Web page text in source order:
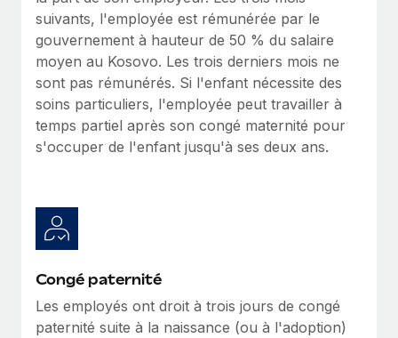
suivants, l'employée est rémunérée par le
gouvernement à hauteur de 50 % du salaire
moyen au Kosovo. Les trois derniers mois ne
sont pas rémunérés. Si l'enfant nécessite des
soins particuliers, l'employée peut travailler à
temps partiel après son congé maternité pour
s'occuper de l'enfant jusqu'à ses deux ans.
Congé paternité
Les employés ont droit à trois jours de congé
paternité suite à la naissance (ou à l'adoption)